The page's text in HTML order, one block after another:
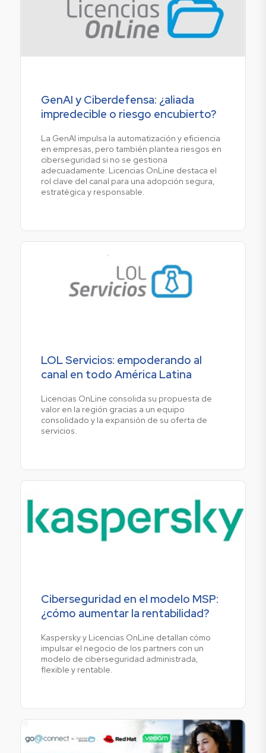
GenAI y Ciberdefensa: ¿aliada
impredecible o riesgo encubierto?
La GenAI impulsa la automatización y eficiencia
en empresas, pero también plantea riesgos en
ciberseguridad si no se gestiona
adecuadamente. Licencias OnLine destaca el
rol clave del canal para una adopción segura,
estratégica y responsable.
LOL Servicios: empoderando al
canal en todo América Latina
Licencias OnLine consolida su propuesta de
valor en la región gracias a un equipo
consolidado y la expansión de su oferta de
servicios.
Ciberseguridad en el modelo MSP:
¿cómo aumentar la rentabilidad?
Kaspersky y Licencias OnLine detallan cómo
impulsar el negocio de los partners con un
modelo de ciberseguridad administrada,
flexible y rentable.